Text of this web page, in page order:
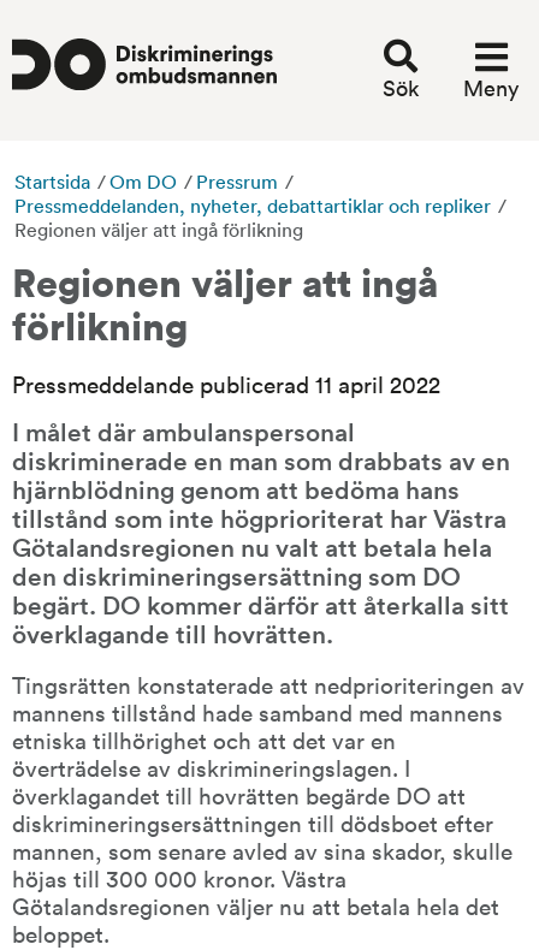
Sök Meny
Startsida /Om DO / Pressrum /
Pressmeddelanden, nyheter, debattartiklar och repliker /
Regionen väljer att ingå förlikning
Regionen väljer att ingå
förlikning
Pressmeddelande publicerad 11 april 2022
I målet där ambulanspersonal
diskriminerade en man som drabbats av en
hjärnblödning genom att bedöma hans
tillstånd som inte högprioriterat har Västra
Götalandsregionen nu valt att betala hela
den diskrimineringsersättning som DO
begärt. DO kommer därför att återkalla sitt
överklagande till hovrätten.
Tingsrätten konstaterade att nedprioriteringen av
mannens tillstånd hade samband med mannens
etniska tillhörighet och att det var en
överträdelse av diskrimineringslagen. I
överklagandet till hovrätten begärde DO att
diskrimineringsersättningen till dödsboet efter
mannen, som senare avled av sina skador, skulle
höjas till 300 000 kronor. Västra
Götalandsregionen väljer nu att betala hela det
beloppet.